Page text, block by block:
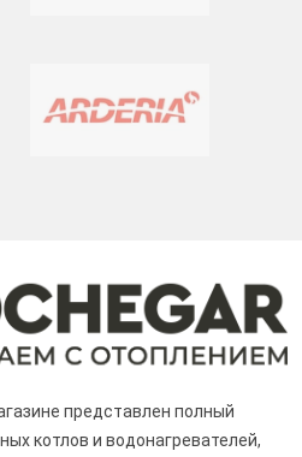
представлен полный
котлов и водонагревателей,